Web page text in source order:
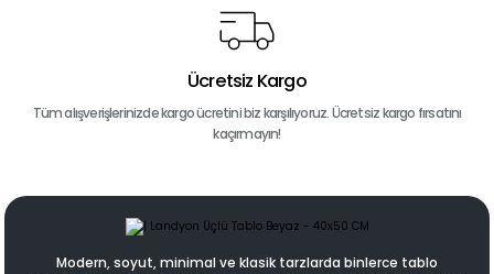
Ücretsiz Kargo
Tüm alışverişlerinizde kargo ücretini biz karşılıyoruz. Ücretsiz kargo fırsatını
kaçırmayın!
Modern, soyut, minimal ve klasik tarzlarda binlerce tablo